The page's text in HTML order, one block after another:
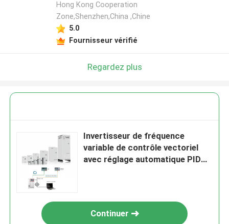
Hong Kong Cooperation
Zone,Shenzhen,China ,Chine
5.0
Fournisseur vérifié
Regardez plus
Invertisseur de fréquence
variable de contrôle vectoriel
avec réglage automatique PID
Continuer